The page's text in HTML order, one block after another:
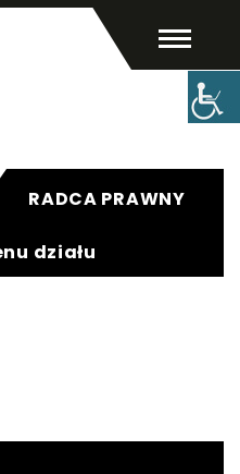
RADCA PRAWNY
działu